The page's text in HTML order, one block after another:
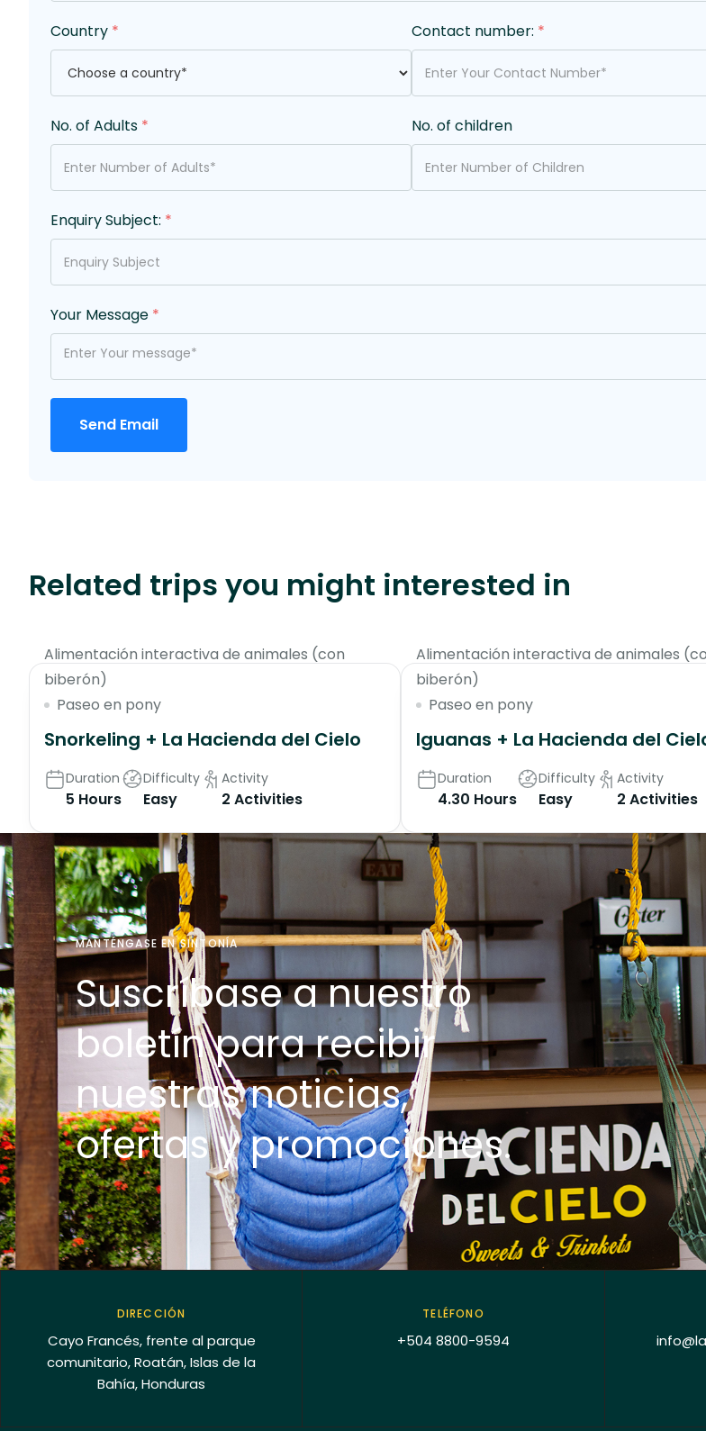
Country * Contact number: *
No. of Adults * No. of children
Enquiry Subject: *
Your Message *
Send Email
Related trips you might interested in
$85
Alimentación interactiva de animales (con
biberón)
Paseo en pony
Snorkeling + La Hacienda del Cielo
Duration
5 Hours
Difficulty
Easy
Activity
2 Activities
Alimentación interactiva de animales
biberón)
Paseo en pony
Iguanas + La Hacienda del
Duration
4.30 Hours
Difficulty
Easy
Activity
2 Activities
MANTÉNGASE EN SINTONÍA
Suscríbase a nuestro
boletín para recibir
nuestras noticias,
ofertas y promociones.
DIRECCIÓN
Cayo Francés, frente al parque
comunitario, Roatán, Islas de la
Bahía, Honduras
TELÉFONO
+504 8800-9594